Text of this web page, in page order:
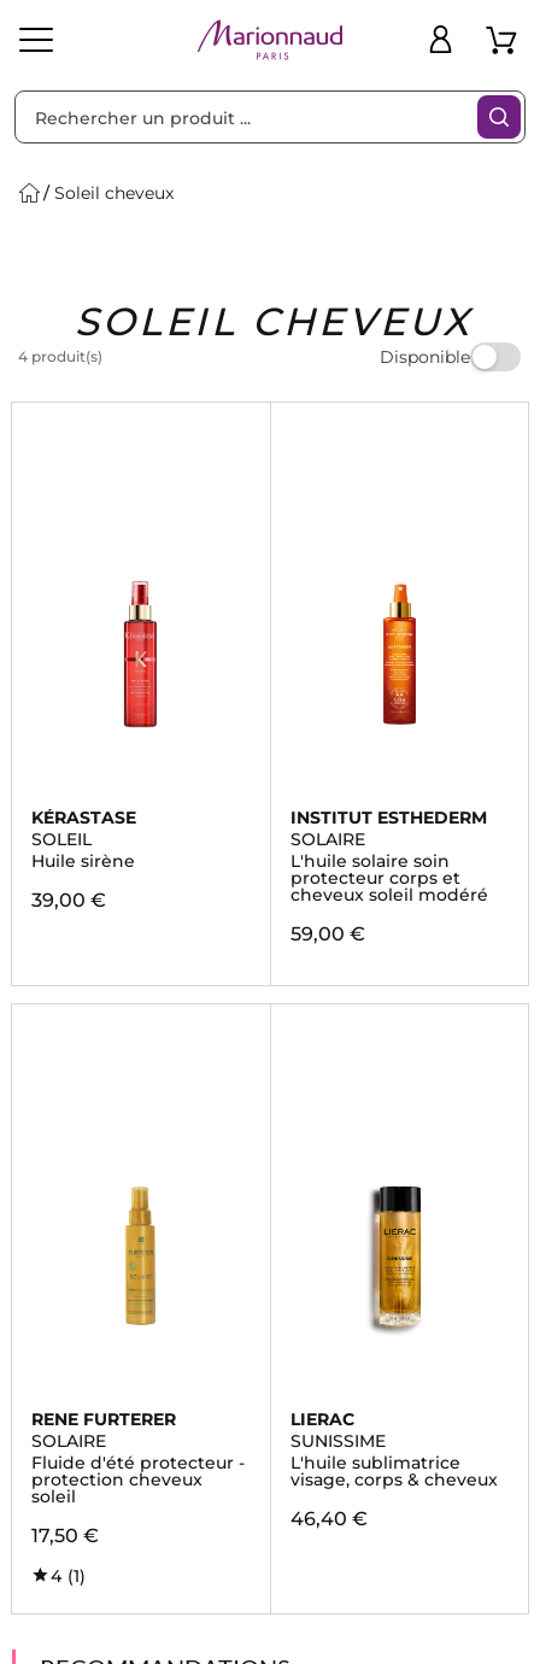
Solaire Homme Marques Idées
Cadeaux
Bons
Plans
Soleil cheveux
SOLEIL CHEVEUX
4 produit(s) Disponible
Filtres
KÉRASTASE
SOLEIL
Huile sirène
39,00 €
INSTITUT ESTHEDERM
SOLAIRE
L'huile solaire soin
protecteur corps et
cheveux soleil modéré
59,00 €
RENE FURTERER
SOLAIRE
Fluide d'été protecteur -
protection cheveux
soleil
17,50 €
4 (1)
LIERAC
SUNISSIME
L'huile sublimatrice
visage, corps & cheveux
46,40 €